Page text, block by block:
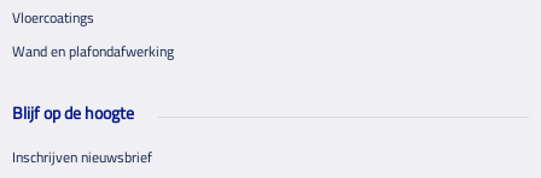
Vloercoatings
Wand en plafondafwerking
Blijf op de hoogte
Inschrijven nieuwsbrief